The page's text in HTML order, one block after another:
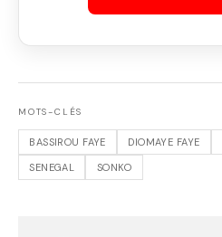
MOTS-CLÉS
BASSIROU FAYE DIOMAYE FAYE
SENEGAL
SONKO